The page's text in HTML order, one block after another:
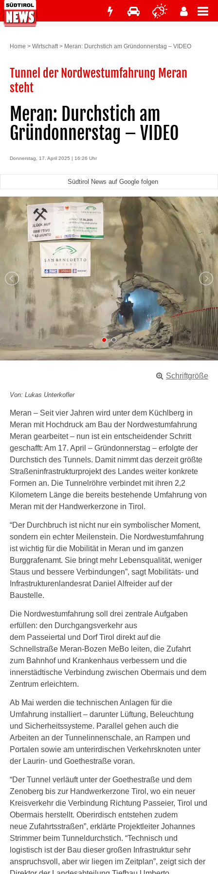
Home > Wirtschaft> Meran: Durchstich am Gründonnerstag – VIDEO
Tunnel der Nordwestumfahrung Meran
steht
Meran: Durchstich am
Gründonnerstag – VIDEO
Donnerstag, 17. April 2025 | 16:26 Uhr
Südtirol News auf Google folgen
Schriftgröße
Von: Lukas Unterkofler
Meran – Seit vier Jahren wird unter dem Küchlberg in
Meran mit Hochdruck am Bau der Nordwestumfahrung
Meran gearbeitet – nun ist ein entscheidender Schritt
geschafft: Am 17. April – Gründonnerstag – erfolgte der
Durchstich des Tunnels. Damit nimmt das derzeit größte
Straßeninfrastrukturprojekt des Landes weiter konkrete
Formen an. Die Tunnelröhre verbindet mit ihren 2,2
Kilometern Länge die bereits bestehende Umfahrung von
Meran mit der Handwerkerzone in Tirol.
“Der Durchbruch ist nicht nur ein symbolischer Moment,
sondern ein echter Meilenstein. Die Nordwestumfahrung
ist wichtig für die Mobilität in Meran und im ganzen
Burggrafenamt. Sie bringt mehr Lebensqualität, weniger
Staus und bessere Verbindungen”, sagt Mobilitäts- und
Infrastrukturenlandesrat Daniel Alfreider auf der
Baustelle.
Die Nordwestumfahrung soll drei zentrale Aufgaben
erfüllen: den Durchgangsverkehr aus
dem Passeiertal und Dorf Tirol direkt auf die
Schnellstraße Meran-Bozen MeBo leiten, die Zufahrt
zum Bahnhof und Krankenhaus verbessern und die
innerstädtische Verbindung zwischen Obermais und dem
Zentrum erleichtern.
Ab Mai werden die technischen Anlagen für die
Umfahrung installiert – darunter Lüftung, Beleuchtung
und Sicherheitssysteme. Parallel gehen auch die
Arbeiten an der Tunnelinnenschale, an Rampen und
Portalen sowie am unterirdischen Verkehrsknoten unter
der Laurin- und Goethestraße voran.
“Der Tunnel verläuft unter der Goethestraße und dem
Zenoberg bis zur Handwerkerzone Tirol, wo ein neuer
Kreisverkehr die Verbindung Richtung Passeier, Tirol und
Obermais herstellt. Oberirdisch entstehen zudem
neue Zufahrtsstraßen”, erklärte Projektleiter Johannes
Strimmer beim Tunneldurchstich. “Technisch und
logistisch ist der Bau dieser großen Infrastruktur sehr
anspruchsvoll, aber wir liegen im Zeitplan”, zeigt sich der